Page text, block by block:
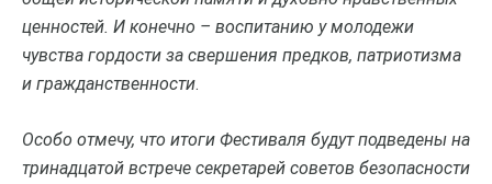
ценностей. И конечно – воспитанию у молодежи
чувства гордости за свершения предков, патриотизма
и гражданственности.
Особо отмечу, что итоги Фестиваля будут подведены на
тринадцатой встрече секретарей советов безопасности